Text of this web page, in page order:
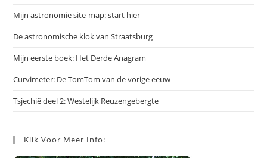
Mijn astronomie site-map: start hier
De astronomische klok van Straatsburg
Mijn eerste boek: Het Derde Anagram
Curvimeter: De TomTom van de vorige eeuw
Tsjechië deel 2: Westelijk Reuzengebergte
Klik Voor Meer Info: